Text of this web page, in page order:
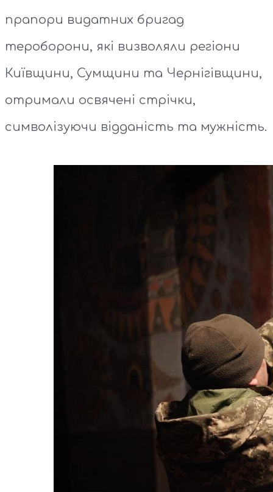
прапори видатних бригад
тероборони, які визволяли регіони
Київщини, Сумщини та Чернігівщини,
отримали освячені стрічки,
символізуючи відданість та мужність.